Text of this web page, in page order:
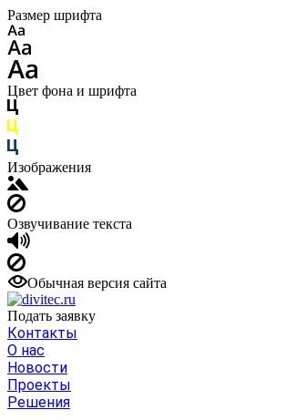
Размер шрифта
Цвет фона и шрифта
Изображения
Озвучивание текста
Обычная версия сайта
Подать заявку
Контакты
О нас
Новости
Проекты
Решения